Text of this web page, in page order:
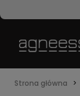
Strona główna